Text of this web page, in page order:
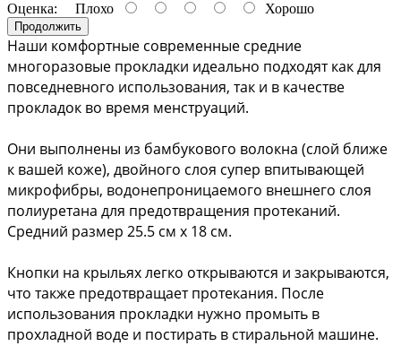
Оценка: Плохо Хорошо
Продолжить
Наши комфортные современные средние
многоразовые прокладки идеально подходят как для
повседневного использования, так и в качестве
прокладок во время менструаций.
Они выполнены из бамбукового волокна (слой ближе
к вашей коже), двойного слоя супер впитывающей
микрофибры, водонепроницаемого внешнего слоя
полиуретана для предотвращения протеканий.
Средний размер 25.5 см х 18 см.
Кнопки на крыльях легко открываются и закрываются,
что также предотвращает протекания. После
использования прокладки нужно промыть в
прохладной воде и постирать в стиральной машине.